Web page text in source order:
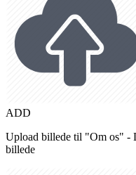
ADD
Upload billede til "Om os" -
billede